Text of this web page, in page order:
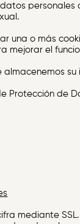
una o más
mejorar el
Protección
mediante